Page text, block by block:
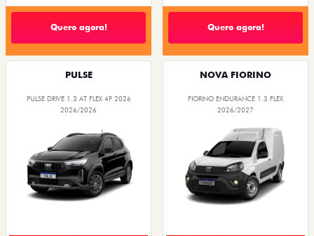
Quero agora! Quero agora!
PULSE
PULSE DRIVE 1.3 AT FLEX 4P 2026
2026/2026
NOVA FIORINO
FIORINO ENDURANCE 1.3 FLEX
2026/2027